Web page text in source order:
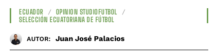
ECUADOR
OPINION STUDIOFUTBOL
SELECCIÓN ECUATORIANA DE FÚTBOL
AUTOR: Juan José Palacios